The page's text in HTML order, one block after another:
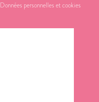
Données personnelles et cookies